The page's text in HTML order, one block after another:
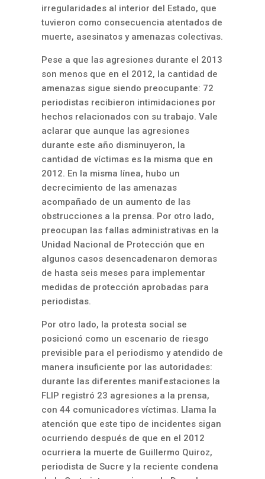
irregularidades al interior del Estado, que
tuvieron como consecuencia atentados de
muerte, asesinatos y amenazas colectivas.
Pese a que las agresiones durante el 2013
son menos que en el 2012, la cantidad de
amenazas sigue siendo preocupante: 72
periodistas recibieron intimidaciones por
hechos relacionados con su trabajo. Vale
aclarar que aunque las agresiones
durante este año disminuyeron, la
cantidad de víctimas es la misma que en
2012. En la misma línea, hubo un
decrecimiento de las amenazas
acompañado de un aumento de las
obstrucciones a la prensa. Por otro lado,
preocupan las fallas administrativas en la
Unidad Nacional de Protección que en
algunos casos desencadenaron demoras
de hasta seis meses para implementar
medidas de protección aprobadas para
periodistas.
Por otro lado, la protesta social se
posicionó como un escenario de riesgo
previsible para el periodismo y atendido de
manera insuficiente por las autoridades:
durante las diferentes manifestaciones la
FLIP registró 23 agresiones a la prensa,
con 44 comunicadores víctimas. Llama la
atención que este tipo de incidentes sigan
ocurriendo después de que en el 2012
ocurriera la muerte de Guillermo Quiroz,
periodista de Sucre y la reciente condena